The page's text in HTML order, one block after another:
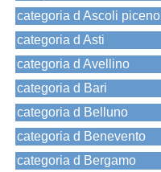
categoria d Ascoli piceno
categoria d Asti
categoria d Avellino
categoria d Bari
categoria d Belluno
categoria d Benevento
categoria d Bergamo